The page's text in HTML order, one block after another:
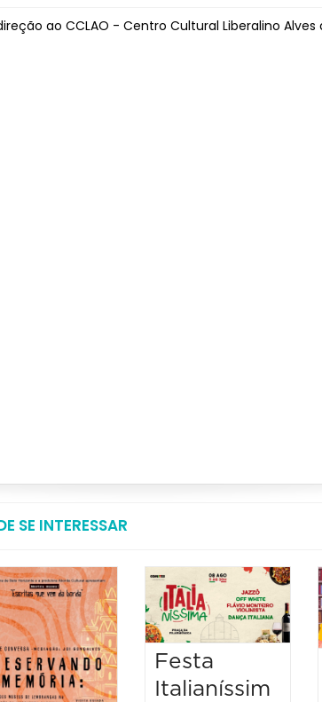
ao CCLAO - Centro Cultural Liberalino Alves
SE INTERESSAR
Festa
Italianíssim